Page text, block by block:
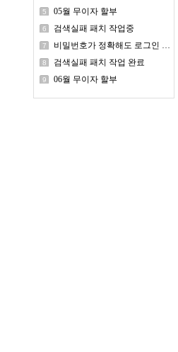
5 05월 무이자 할부
6 검색실패 패치 작업중
7 비밀번호가 정확해도 로그인 실패가 나오는 경우
8 검색실패 패치 작업 완료
9 06월 무이자 할부